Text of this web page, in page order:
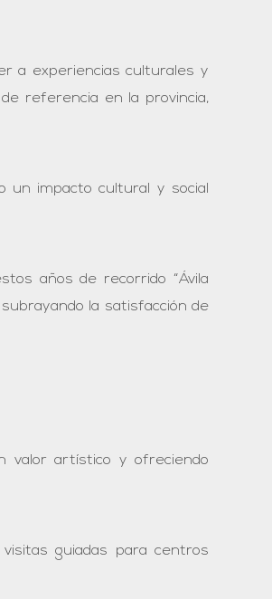
a experiencias culturales y
referencia en la provincia,
un impacto cultural y social
años de recorrido “Ávila
la satisfacción de
valor artístico y ofreciendo
guiadas para centros